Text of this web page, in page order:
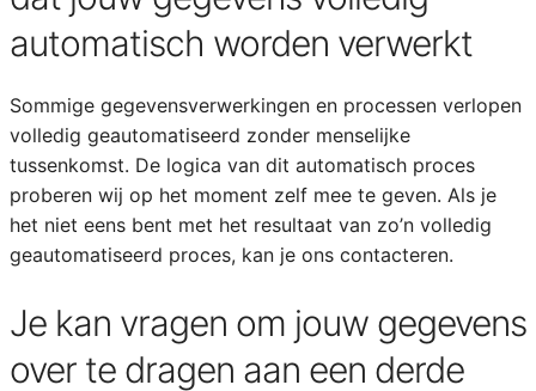
automatisch worden verwerkt
Sommige gegevensverwerkingen en processen verlopen
volledig geautomatiseerd zonder menselijke
tussenkomst. De logica van dit automatisch proces
proberen wij op het moment zelf mee te geven. Als je
het niet eens bent met het resultaat van zo’n volledig
geautomatiseerd proces, kan je ons contacteren.
Je kan vragen om jouw gegevens
over te dragen aan een derde